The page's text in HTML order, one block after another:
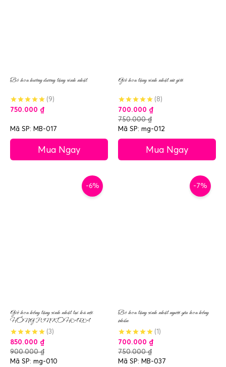
Bó hoa hướng dương tặng sinh nhật
(9)
750.000 ₫
Mã SP: MB-017
Mua Ngay
Giỏ hoa tặng sinh nhật nữ giới
(8)
700.000 ₫
750.000₫
Mã SP: mg-012
Mua Ngay
-6%
Giỏ hoa hồng tặng sinh nhật tại hà nội
HỒNG PINK OHARA
(3)
850.000 ₫
900.000₫
Mã SP: mg-010
-7%
Bó hoa tặng sinh nhật người yêu hoa hồng
phấn
(1)
700.000 ₫
750.000₫
Mã SP: MB-037